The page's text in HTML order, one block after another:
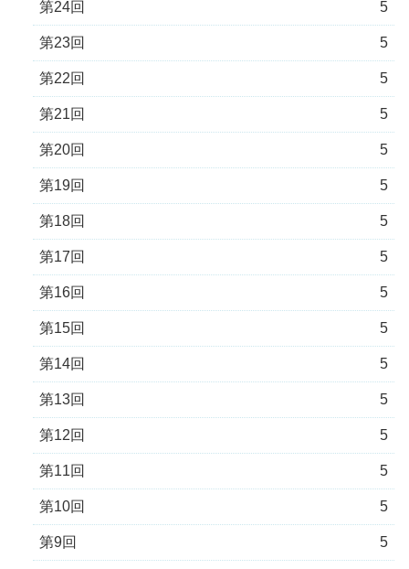
第24回 5
第23回 5
第22回 5
第21回 5
第20回 5
第19回 5
第18回 5
第17回 5
第16回 5
第15回 5
第14回 5
第13回 5
第12回 5
第11回 5
第10回 5
第9回 5